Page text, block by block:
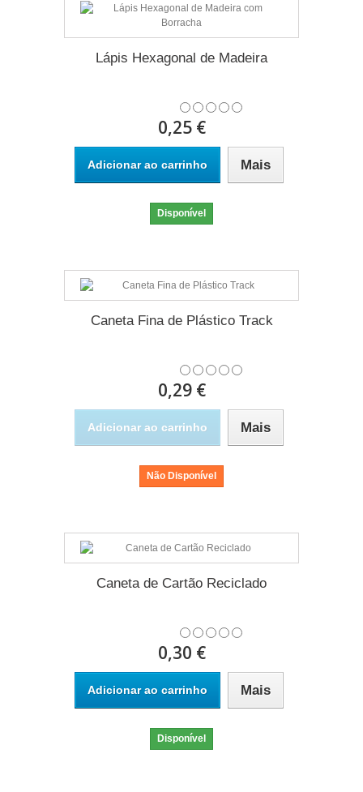
Lápis Hexagonal de Madeira
0,25 €
Adicionar ao carrinho Mais
Disponível
Caneta Fina de Plástico Track
0,29 €
Adicionar ao carrinho Mais
Não Disponível
Caneta de Cartão Reciclado
0,30 €
Adicionar ao carrinho Mais
Disponível